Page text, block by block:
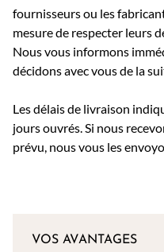
fournisseurs ou les
mesure de respecter leurs
Nous vous informons
décidons avec vous de la
Les délais de livraison
jours ouvrés. Si nous
prévu, nous vous les
VOS AVANTAGES